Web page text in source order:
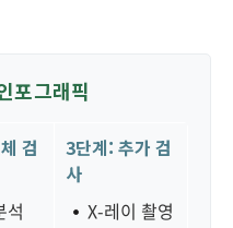
포그래픽
검
석
3단계: 추가 검
사
X-레이 촬영